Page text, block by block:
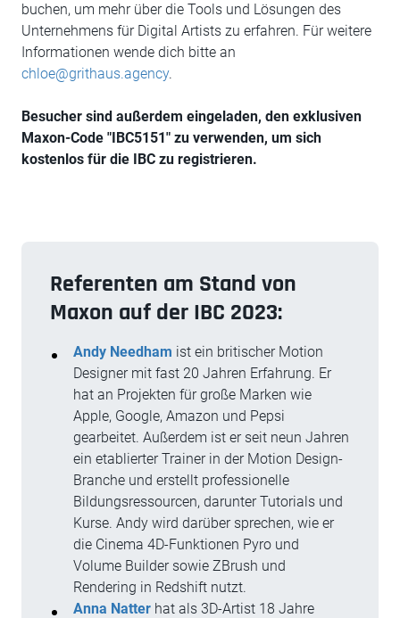
buchen, um mehr über die Tools und Lösungen des
Unternehmens für Digital Artists zu erfahren. Für weitere
Informationen wende dich bitte an
chloe@grithaus.agency.
Besucher sind außerdem eingeladen, den exklusiven
Maxon-Code "IBC5151" zu verwenden, um sich
kostenlos für die IBC zu registrieren.
Referenten am Stand von
Maxon auf der IBC 2023:
Andy Needham ist ein britischer Motion
Designer mit fast 20 Jahren Erfahrung. Er
hat an Projekten für große Marken wie
Apple, Google, Amazon und Pepsi
gearbeitet. Außerdem ist er seit neun Jahren
ein etablierter Trainer in der Motion Design-
Branche und erstellt professionelle
Bildungsressourcen, darunter Tutorials und
Kurse. Andy wird darüber sprechen, wie er
die Cinema 4D-Funktionen Pyro und
Volume Builder sowie ZBrush und
Rendering in Redshift nutzt.
Anna Natterhat als 3D-Artist 18 Jahre